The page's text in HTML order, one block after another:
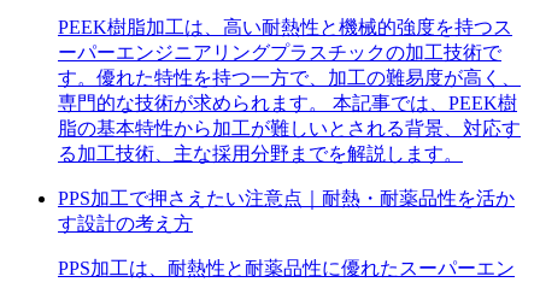
PEEK樹脂加工は、高い耐熱性と機械的強度を持つス
ーパーエンジニアリングプラスチックの加工技術で
す。優れた特性を持つ一方で、加工の難易度が高く、
専門的な技術が求められます。 本記事では、PEEK樹
脂の基本特性から加工が難しいとされる背景、対応す
る加工技術、主な採用分野までを解説します。
PPS加工で押さえたい注意点｜耐熱・耐薬品性を活か
す設計の考え方
PPS加工は、耐熱性と耐薬品性に優れたスーパーエン